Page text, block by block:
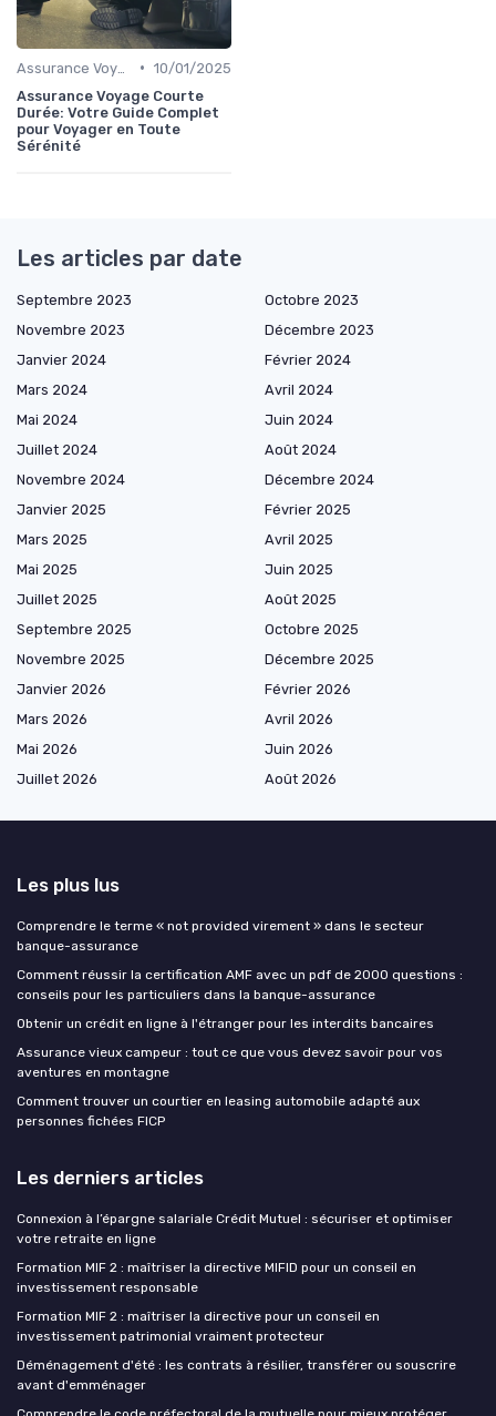
• 10/01/2025
Assurance Voyage Courte
Durée: Votre Guide Complet
pour Voyager en Toute
Sérénité
Les articles par date
Septembre 2023
Octobre 2023
Novembre 2023
Décembre 2023
Janvier 2024
Février 2024
Mars 2024
Avril 2024
Mai 2024
Juin 2024
Juillet 2024
Août 2024
Novembre 2024
Décembre 2024
Janvier 2025
Février 2025
Mars 2025
Avril 2025
Mai 2025
Juin 2025
Juillet 2025
Août 2025
Septembre 2025
Octobre 2025
Novembre 2025
Décembre 2025
Janvier 2026
Février 2026
Mars 2026
Avril 2026
Mai 2026
Juin 2026
Juillet 2026
Août 2026
Les plus lus
Comprendre le terme « not provided virement » dans le secteur
banque-assurance
Comment réussir la certification AMF avec un pdf de 2000 questions :
conseils pour les particuliers dans la banque-assurance
Obtenir un crédit en ligne à l'étranger pour les interdits bancaires
Assurance vieux campeur : tout ce que vous devez savoir pour vos
aventures en montagne
Comment trouver un courtier en leasing automobile adapté aux
personnes fichées FICP
Les derniers articles
Connexion à l’épargne salariale Crédit Mutuel : sécuriser et optimiser
votre retraite en ligne
Formation MIF 2 : maîtriser la directive MIFID pour un conseil en
investissement responsable
Formation MIF 2 : maîtriser la directive pour un conseil en
investissement patrimonial vraiment protecteur
Déménagement d'été : les contrats à résilier, transférer ou souscrire
avant d'emménager